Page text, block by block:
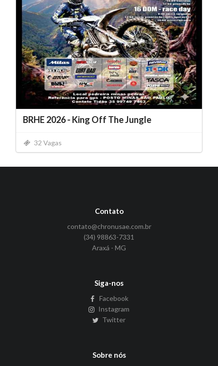
BRHE 2026 - King Off The Jungle
32 Vagas
Contato
contato@chronusae.com.br
(34) 98863-7331
Araxá - MG
Siga-nos
Facebook
Instagram
Twitter
Sobre nós